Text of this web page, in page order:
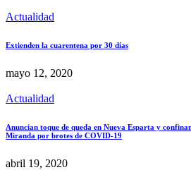
Actualidad
Extienden la cuarentena por 30 días
mayo 12, 2020
Actualidad
Anuncian toque de queda en Nueva Esparta y
Miranda por brotes de COVID-19
abril 19, 2020